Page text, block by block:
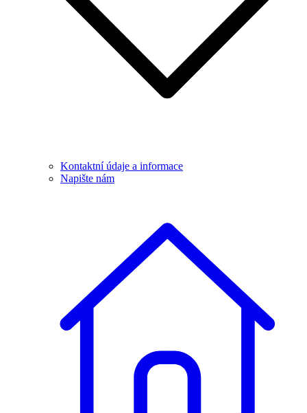
Kontaktní údaje a informace
Napište nám